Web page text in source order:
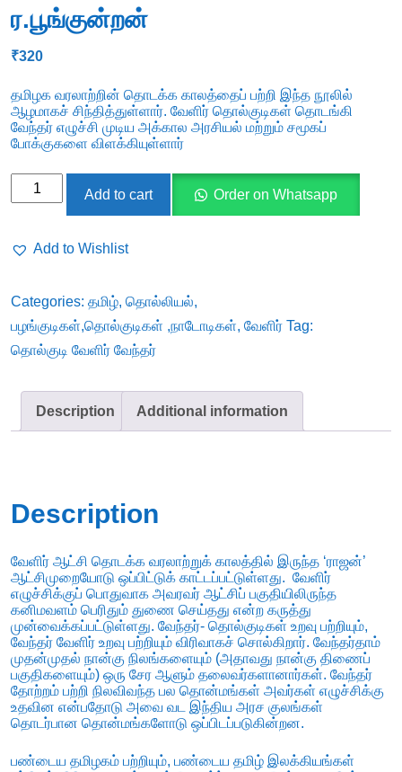
ர.பூங்குன்றன்
₹320
தமிழக வரலாற்றின் தொடக்க காலத்தைப் பற்றி இந்த நூலில்
ஆழமாகச் சிந்தித்துள்ளார். வேளிர் தொல்குடிகள் தொடங்கி
வேந்தர் எழுச்சி முடிய அக்கால அரசியல் மற்றும் சமூகப்
போக்குகளை விளக்கியுள்ளார்
தொல்குடி
quantity
Add to cart Order on Whatsapp
Add to Wishlist
Categories: தமிழ், தொல்லியல்,
பழங்குடிகள்,தொல்குடிகள் ,நாடோடிகள், வேளிர் Tag:
தொல்குடி வேளிர் வேந்தர்
Description Additional information
Description
வேளிர் ஆட்சி தொடக்க வரலாற்றுக் காலத்தில் இருந்த ‘ராஜன்’
ஆட்சிமுறையோடு ஒப்பிட்டுக் காட்டப்பட்டுள்ளது. வேளிர்
எழுச்சிக்குப் பொதுவாக அவரவர் ஆட்சிப் பகுதியிலிருந்த
கனிமவளம் பெரிதும் துணை செய்தது என்ற கருத்து
முன்வைக்கப்பட்டுள்ளது. வேந்தர்- தொல்குடிகள் உறவு பற்றியும்,
வேந்தர் வேளிர் உறவு பற்றியும் விரிவாகச் சொல்கிறார். வேந்தர்தாம்
முதன்முதல் நான்கு நிலங்களையும் (அதாவது நான்கு திணைப்
பகுதிகளையும்) ஒரு சேர ஆளும் தலைவர்களானார்கள். வேந்தர்
தோற்றம் பற்றி நிலவிவந்த பல தொன்மங்கள் அவர்கள் எழுச்சிக்கு
உதவின என்பதோடு அவை வட இந்திய அரச குலங்கள்
தொடர்பான தொன்மங்களோடு ஒப்பிடப்படுகின்றன.
பண்டைய தமிழகம் பற்றியும், பண்டைய தமிழ் இலக்கியங்கள்